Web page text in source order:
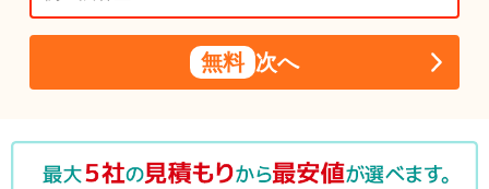
無料 次へ